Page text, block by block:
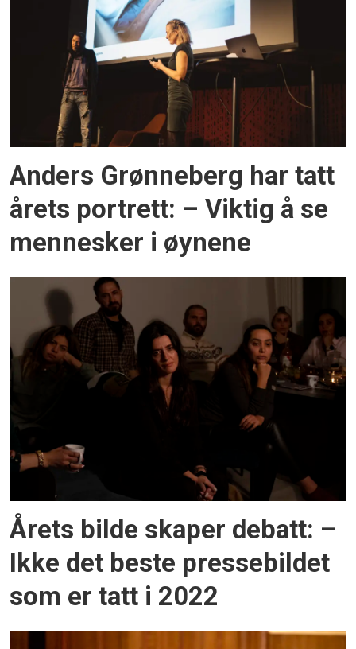
Anders Grønneberg har tatt
årets portrett: – Viktig å se
mennesker i øynene
Årets bilde skaper debatt: –
Ikke det beste pressebildet
som er tatt i 2022